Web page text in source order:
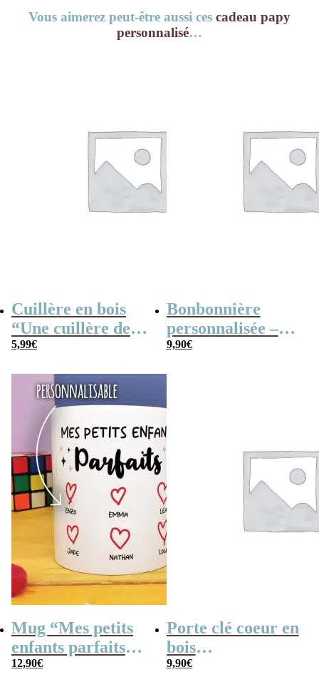
Vous aimerez peut-être aussi ces cadeau papy
personnalisé…
Cuillère en bois
“Une cuillère de
petits bisous”
30 cm
5,99€
Bonbonnière
personnalisée –
Assortiment de
9,90€
Mug “Mes petits
enfants parfaits” –
Cadeau mamie,
12,90€
Porte clé coeur en
bois
personnalisable –
9,90€